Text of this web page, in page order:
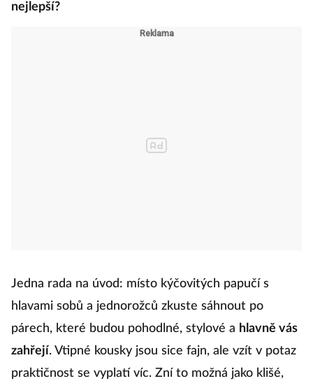
nejlepší?
Jedna rada na úvod: místo kýčovitých papučí s
hlavami sobů a jednorožců zkuste sáhnout po
párech, které budou pohodlné, stylové a hlavně vás
zahřejí. Vtipné kousky jsou sice fajn, ale vzít v potaz
praktičnost se vyplatí víc. Zní to možná jako klišé,